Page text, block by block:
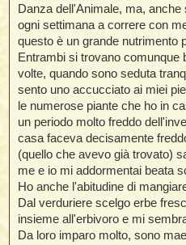
Danza dell'Animale, ma,
ogni settimana a correre con
questo è un grande nutrimento
Entrambi si trovano comunque
volte, quando sono seduta
sento uno accucciato ai miei
le numerose piante che ho in
un periodo molto freddo
casa faceva decisamente
(quello che avevo già trovato)
me e io mi addormentai beata
Ho anche l'abitudine di
Dal verduriere scelgo erbe
insieme all'erbivoro e mi
Da loro imparo molto, sono